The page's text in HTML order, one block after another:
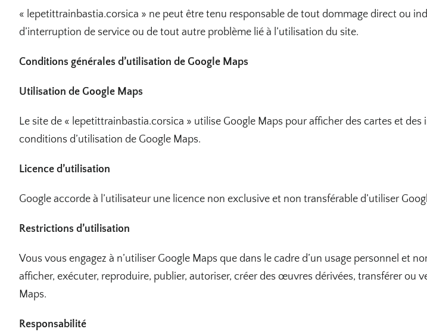
« lepetittrainbastia.corsica » ne peut être tenu responsable de tout dommage direct ou
d’interruption de service ou de tout autre problème lié à l’utilisation du site.
Conditions générales d’utilisation de Google Maps
Utilisation de Google Maps
Le site de « lepetittrainbastia.corsica » utilise Google Maps pour afficher des cartes et
conditions d’utilisation de Google Maps.
Licence d’utilisation
Google accorde à l’utilisateur une licence non exclusive et non transférable d’utiliser
Restrictions d’utilisation
Vous vous engagez à n’utiliser Google Maps que dans le cadre d’un usage personnel et
afficher, exécuter, reproduire, publier, autoriser, créer des œuvres dérivées, transférer
Maps.
Responsabilité